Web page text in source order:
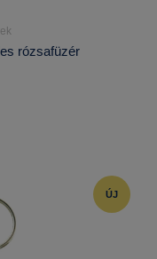
rózsafüzér
ÚJ